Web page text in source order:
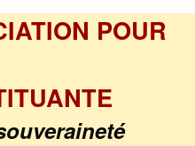
POUR